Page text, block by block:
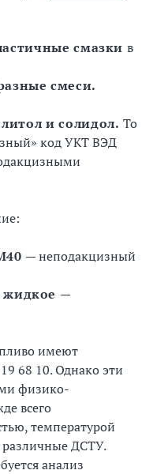
смазки в
смеси.
литол и солидол. То
код УКТ ВЭД
— неподакцизный
жидкое —
имеют
68 10. Однако эти
физико-
всего
температурой
ДСТУ.
анализ